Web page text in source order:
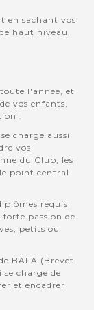
en sachant vos
haut niveau,
l'année, et
vos enfants,
:
charge aussi
vos
du Club, les
point central
requis
passion de
petits ou
BAFA (Brevet
charge de
et encadrer